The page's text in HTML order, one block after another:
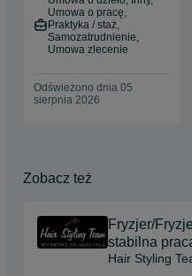
Umowa o pracę,
Praktyka / staż,
Samozatrudnienie,
Umowa zlecenie
Odświeżono dnia 05
sierpnia 2026
Zobacz też
Fryzjer/
stabilna
Hair Styling